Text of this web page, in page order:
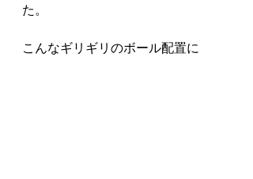
た。
こんなギリギリのボール配置に